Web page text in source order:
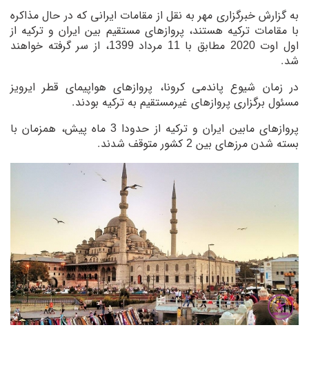
به گزارش خبرگزاری مهر به نقل از مقامات ایرانی که در حال مذاکره
با مقامات ترکیه هستند، پرواز‌های مستقیم بین ایران و ترکیه از
اول اوت 2020 مطابق با 11 مرداد 1399، از سر گرفته خواهند
شد.
در زمان شیوع پاندمی کرونا، پروازهای هواپیمای قطر ایرویز
مسئول برگزاری پروازهای غیرمستقیم به ترکیه بودند.
پروازهای مابین ایران و ترکیه از حدودا 3 ماه پیش، همزمان با
بسته شدن مرزهای بین 2 کشور متوقف شدند.